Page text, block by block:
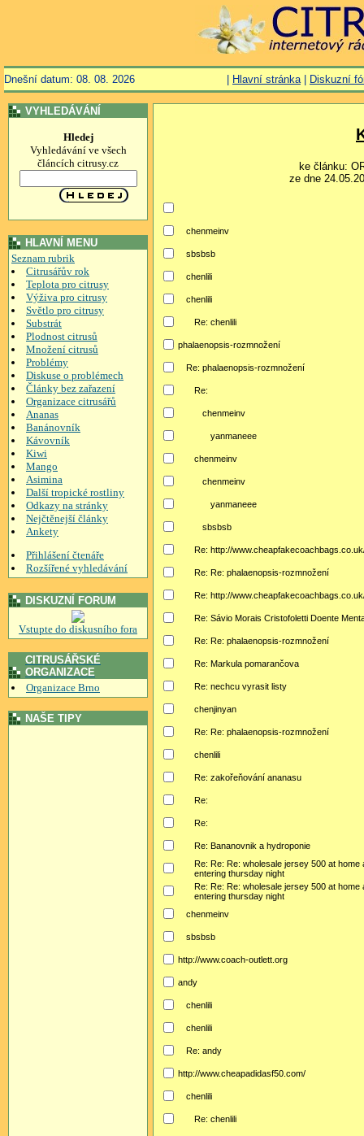
Dnešní datum: 08. 08. 2026 Hlavní stránka| Diskuzní
VYHLEDÁVÁNÍ
Hledej
Vyhledávání ve všech
článcích citrusy.cz
HLAVNÍ MENU
Seznam rubrik
Citrusářův rok
Teplota pro citrusy
Výživa pro citrusy
Světlo pro citrusy
Substrát
Plodnost citrusů
Množení citrusů
Problémy
Diskuse o problémech
Články bez zařazení
Organizace citrusářů
Ananas
Banánovník
Kávovník
Kiwi
Mango
Asimina
Další tropické rostliny
Odkazy na stránky
Nejčtěnejší články
Ankety
Přihlášení čtenáře
Rozšířené vyhledávání
DISKUZNÍ FORUM
Vstupte do diskusního fora
CITRUSÁŘSKÉ
ORGANIZACE
Organizace Brno
NAŠE TIPY
ke článku:
ze dne
chenmeinv
sbsbsb
chenlili
chenlili
Re: chenlili
phalaenopsis-rozmnožení
Re: phalaenopsis-rozmnožení
Re:
chenmeinv
yanmaneee
chenmeinv
chenmeinv
yanmaneee
sbsbsb
Re: http://
Re: Re: phalaenopsis-rozmnožení
Re: http://
Re: Sávio Morais Cristofoletti Doente
Re: Re: phalaenopsis-rozmnožení
Re: Markula pomarančova
Re: nechcu vyrasit listy
chenjinyan
Re: Re: phalaenopsis-rozmnožení
chenlili
Re: zakořeňování ananasu
Re:
Re:
Re: Bananovnik a hydroponie
Re: Re: Re: wholesale jersey 500 at home
entering thursday night
Re: Re: Re: wholesale jersey 500 at home
entering thursday night
chenmeinv
sbsbsb
http://www.coach-outlett.org
andy
chenlili
chenlili
Re: andy
http://www.cheapadidasf50.com/
chenlili
Re: chenlili